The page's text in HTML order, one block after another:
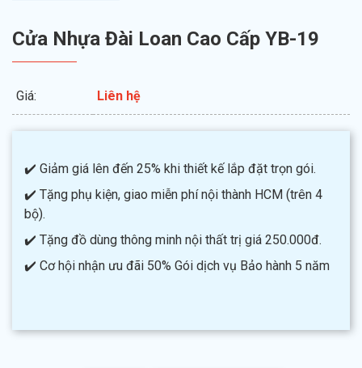
Cửa Nhựa Đài Loan Cao Cấp YB-19
Giá: Liên hệ
✔️ Giảm giá lên đến 25% khi thiết kế lắp đặt trọn gói.
✔️ Tặng phụ kiện, giao miễn phí nội thành HCM (trên 4
bộ).
✔️ Tặng đồ dùng thông minh nội thất trị giá 250.000đ.
✔️ Cơ hội nhận ưu đãi 50% Gói dịch vụ Bảo hành 5 năm